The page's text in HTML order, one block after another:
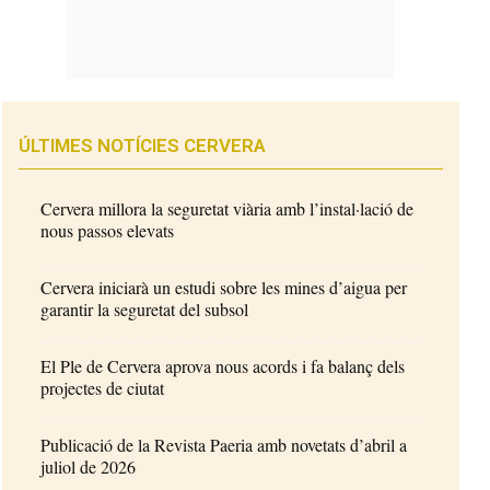
ÚLTIMES NOTÍCIES CERVERA
Cervera millora la seguretat viària amb l’instal·lació de
nous passos elevats
Cervera iniciarà un estudi sobre les mines d’aigua per
garantir la seguretat del subsol
El Ple de Cervera aprova nous acords i fa balanç dels
projectes de ciutat
Publicació de la Revista Paeria amb novetats d’abril a
juliol de 2026